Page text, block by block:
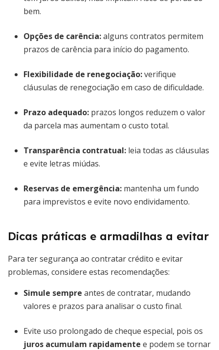
bem.
Opções de carência:alguns contratos permitem
prazos de carência para início do pagamento.
Flexibilidade de renegociação:verifique
cláusulas de renegociação em caso de dificuldade.
Prazo adequado: prazos longos reduzem o valor
da parcela mas aumentam o custo total.
Transparência contratual: leia todas as cláusulas
e evite letras miúdas.
Reservas de emergência: mantenha um fundo
para imprevistos e evite novo endividamento.
Dicas práticas e armadilhas a evitar
Para ter segurança ao contratar crédito e evitar
problemas, considere estas recomendações:
Simule sempre antes de contratar, mudando
valores e prazos para analisar o custo final.
Evite uso prolongado de cheque especial, pois os
juros acumulam rapidamente e podem se tornar